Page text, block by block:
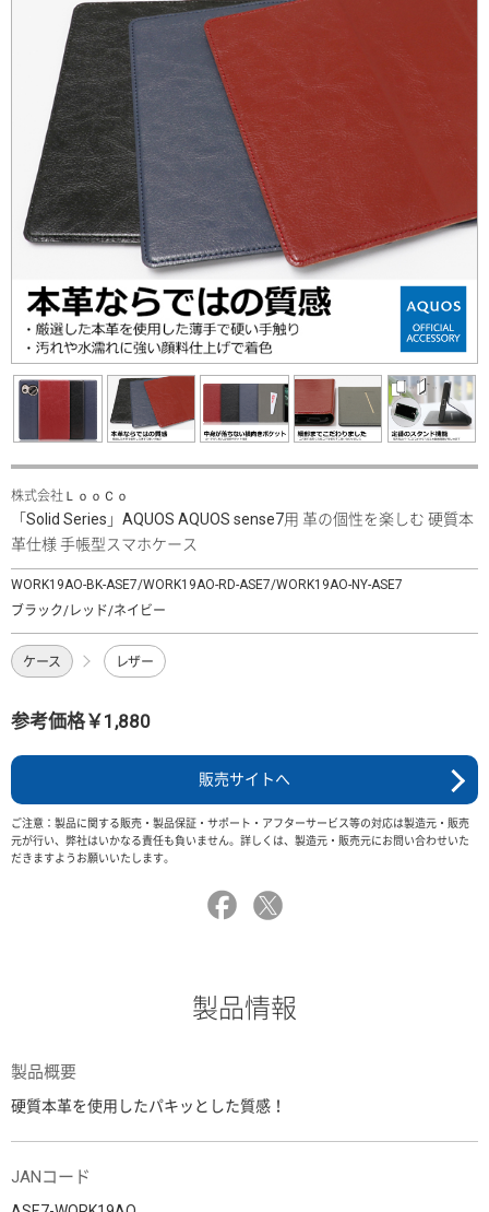
株式会社ＬｏｏＣｏ
「Solid Series」AQUOS AQUOS sense7用 革の個性を楽しむ 硬質本
革仕様 手帳型スマホケース
WORK19AO-BK-ASE7/WORK19AO-RD-ASE7/WORK19AO-NY-ASE7
ブラック/レッド/ネイビー
ケース レザー
参考価格￥1,880
販売サイトへ
ご注意：製品に関する販売・製品保証・サポート・アフターサービス等の対応は製造元・販売
元が行い、弊社はいかなる責任も負いません。詳しくは、製造元・販売元にお問い合わせいた
だきますようお願いいたします。
製品情報
製品概要
硬質本革を使用したパキッとした質感！
JANコード